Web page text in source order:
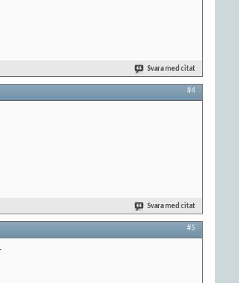
Svara med citat
#4
Svara med citat
#5